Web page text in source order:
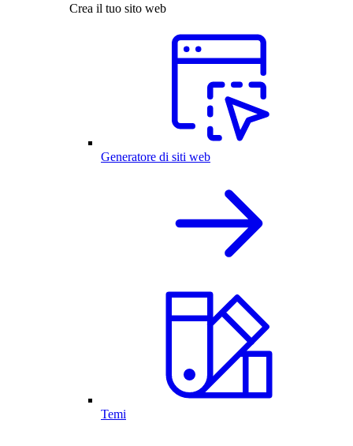
Crea il tuo sito web
Generatore di siti web
Temi